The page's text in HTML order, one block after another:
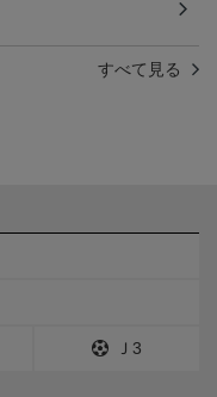
すべて見る
Ｊ3